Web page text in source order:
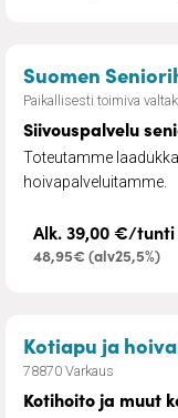
Suomen
Paikallisesti toimiva
Siivouspalvelu
Toteutamme
hoivapalveluitamme.
Alk. 39,00 €/tunti
48,95€ (alv25,5%)
Kotiapu ja
78870 Varkaus
Kotihoito ja muut